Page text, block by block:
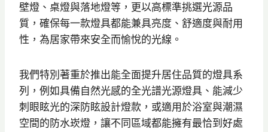
壁燈、桌燈與落地燈等，更以高標準挑選光源品
質，確保每一款燈具都能兼具亮度、舒適度與耐用
性，為居家帶來安全而愉悅的光線。
我們特別著重於推出能全面提升居住品質的燈具系
列，例如具備自然光感的全光譜光源燈具、能減少
刺眼眩光的深防眩設計燈款，或適用於浴室與潮濕
空間的防水崁燈，讓不同區域都能擁有最恰到好處